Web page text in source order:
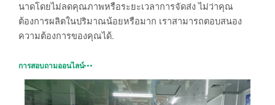
นาดโดยไม่ลดคุณภาพหรือระยะเวลาการจัดส่ง ไม่ว่าคุณ
ต้องการผลิตในปริมาณน้อยหรือมาก เราสามารถตอบสนอง
ความต้องการของคุณได้.
การสอบถามออนไลน์